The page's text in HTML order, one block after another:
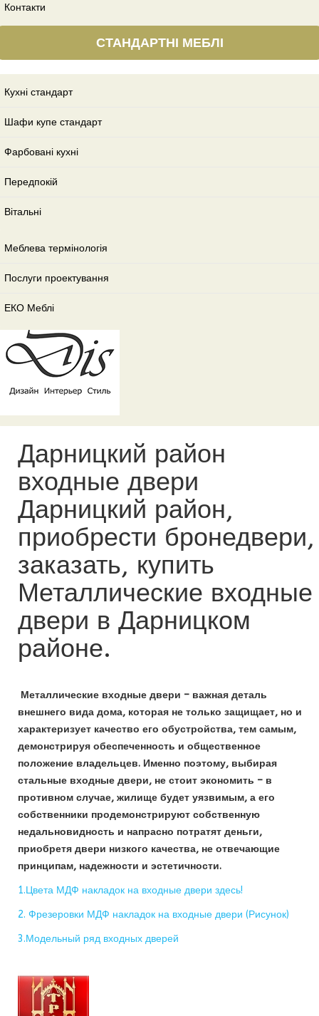
Контакти
СТАНДАРТНІ МЕБЛІ
Кухні стандарт
Шафи купе стандарт
Фарбовані кухні
Передпокій
Вітальні
Меблева термінологія
Послуги проектування
ЕКО Меблі
Дарницкий район
входные двери
Дарницкий район,
приобрести бронедвери,
заказать, купить
Металлические входные
двери в Дарницком
районе.
Металлические входные двери – важная деталь
внешнего вида дома, которая не только защищает, но и
характеризует качество его обустройства, тем самым,
демонстрируя обеспеченность и общественное
положение владельцев. Именно поэтому, выбирая
стальные входные двери, не стоит экономить – в
противном случае, жилище будет уязвимым, а его
собственники продемонстрируют собственную
недальновидность и напрасно потратят деньги,
приобретя двери низкого качества, не отвечающие
принципам, надежности и эстетичности.
1.Цвета МДФ накладок на входные двери здесь!
2. Фрезеровки МДФ накладок на входные двери (Рисунок)
3.Модельный ряд входных дверей